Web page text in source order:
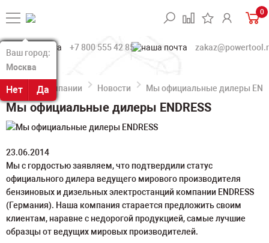
Ваш город:
Москва
Нет Да
Ваш город:
Москва
Нет Да
0
+7 800 555 42 85
О компании Новости Мы официальные дилеры
Мы официальные дилеры ENDRESS
23.06.2014
Мы с гордостью заявляем, что подтвердили статус
официального дилера ведущего мирового производителя
бензиновых и дизельных электростанций компании ENDRESS
(Германия). Наша компания старается предложить своим
клиентам, наравне с недорогой продукцией, самые лучшие
образцы от ведущих мировых производителей.